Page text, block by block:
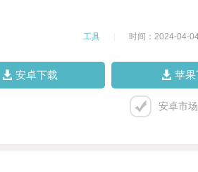
工具 时间：2024-04-
安卓下载 苹果
安卓市